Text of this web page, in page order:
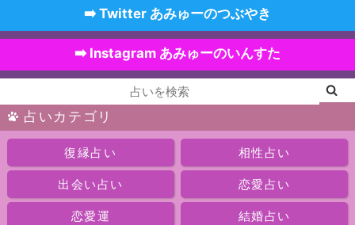
➡️ Twitter あみゅーのつぶやき
➡️ Instagram あみゅーのいんすた
占いカテゴリ
復縁占い 相性占い
出会い占い 恋愛占い
恋愛運 結婚占い